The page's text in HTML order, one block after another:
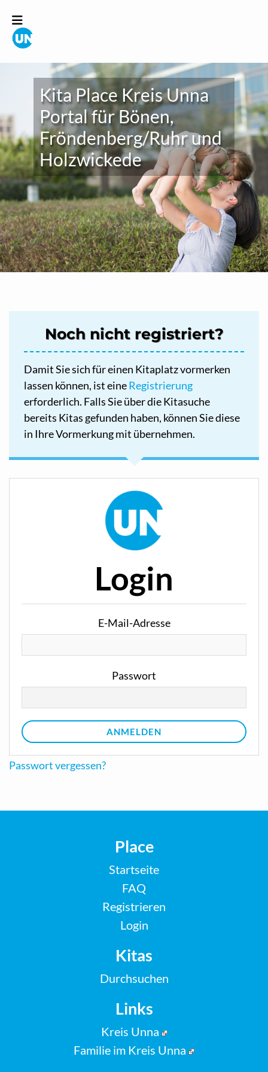
Kita Place Kreis Unna
Portal für Bönen,
Fröndenberg/Ruhr und
Holzwickede
Login
E-Mail-Adresse
Passwort
ANMELDEN
Passwort vergessen?
Noch nicht registriert?
Damit Sie sich für einen Kitaplatz vormerken
lassen können, ist eineRegistrierung
erforderlich. Falls Sie über die Kitasuche
bereits Kitas gefunden haben, können Sie diese
in Ihre Vormerkung mit übernehmen.
Place
Startseite
FAQ
Registrieren
Login
Kitas
Durchsuchen
Links
Kreis Unna
Familie im Kreis Unna